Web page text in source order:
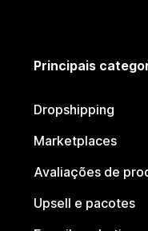
Principais
Dropshipping
Marketplaces
Avaliações de
Upsell e pacotes